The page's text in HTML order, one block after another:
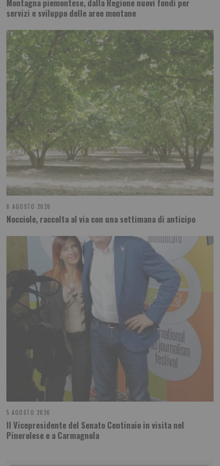
Montagna piemontese, dalla Regione nuovi fondi per
servizi e sviluppo delle aree montane
6 AGOSTO 2026
Nocciole, raccolta al via con una settimana di anticipo
5 AGOSTO 2026
Il Vicepresidente del Senato Centinaio in visita nel
Pinerolese e a Carmagnola